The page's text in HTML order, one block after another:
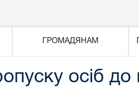
ГРОМАДЯНАМ
осіб